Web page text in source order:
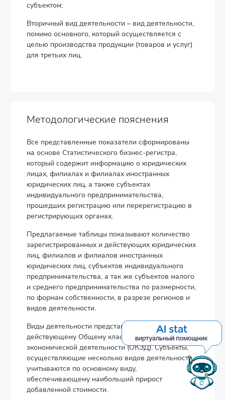
субъектом;
Вторичный вид деятельности – вид деятельности,
помимо основного, который осуществляется с
целью производства продукции (товаров и услуг)
для третьих лиц.
Методологические пояснения
Все представленные показатели сформированы
на основе Статистического бизнес-регистра,
который содержит информацию о юридических
лицах, филиалах и филиалах иностранных
юридических лиц, а также субъектах
индивидуального предпринимательства,
прошедших регистрацию или перерегистрацию в
регистрирующих органах.
Предлагаемые таблицы показывают количество
зарегистрированных и действующих юридических
лиц, филиалов и филиалов иностранных
юридических лиц, субъектов индивидуального
предпринимательства, а так же субъектов малого
и среднего предпринимательства по размерности,
по формам собственности, в разрезе регионов и
видов деятельности.
Виды деятельности представлены согласно
действующему Общему классификатору видов
экономической деятельности (ОКЭД). Субъекты,
осуществляющие несколько видов деятельности,
учитываются по основному виду,
обеспечивающему наибольший прирост
добавленной стоимости.